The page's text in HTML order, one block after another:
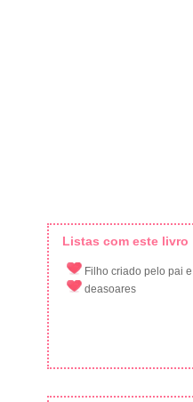
Listas com este livro
Filho criado pelo pai
deasoares